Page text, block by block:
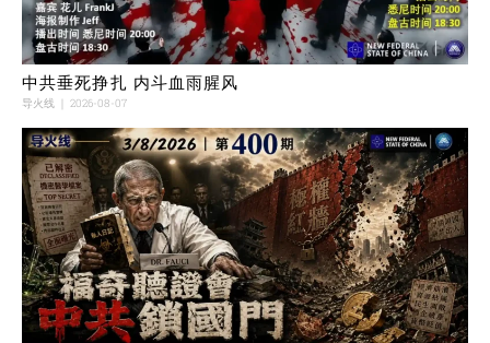
中共垂死挣扎 内斗血雨腥风
导火线 2026-08-07